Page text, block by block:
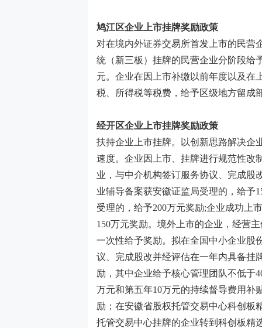
鸠江区企业上市挂牌奖励政策
对在境内外证券交易所首发上市的民营
统（新三板）挂牌的民营企业分阶段给
元。企业在因上市补缴以前年度以及在
税、所得税等税费，给予区级地方留成
经开区企业上市挂牌奖励政策
扶持企业上市挂牌。以创新思路解决企
速度。企业因上市、挂牌进行规范性改
业，与中介机构签订服务协议、完成股
业辅导备案获安徽证监局受理的，给予
受理的，给予200万元奖励;企业成功上
150万元奖励。境外上市的企业，经营
一次性给予奖励。拟在全国中小企业股
议、完成股改并经评估在一年内具备挂
励，其中企业给予核心管理团队不低于
万元和第五年10万元的持续督导费用补
励；在安徽省股权托管交易中心科创板
托管交易中心挂牌的企业转到科创板精